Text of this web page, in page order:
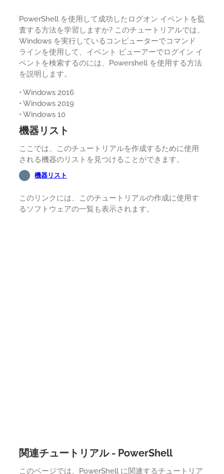
PowerShell を使用して成功したログオン イベントを監
査する方法を学習しますか? このチュートリアルでは、
Windows を実行しているコンピューターでコマンド
ラインを使用して、イベント ビューアーでログイン イ
ベントを検索するのには、Powershell を使用する方法
を説明します。
• Windows 2016
• Windows 2019
• Windows 10
機器リスト
ここでは、このチュートリアルを作成するために使用
される機器のリストを見つけることができます。
機器リスト
このリンクには、このチュートリアルの作成に使用す
るソフトウェアの一覧も表示されます。
関連チュートリアル - PowerShell
このページでは、PowerShell に関連するチュートリア